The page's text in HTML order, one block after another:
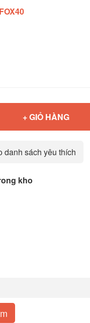
FOX40
+ GIỎ HÀNG
danh sách yêu thích
kho